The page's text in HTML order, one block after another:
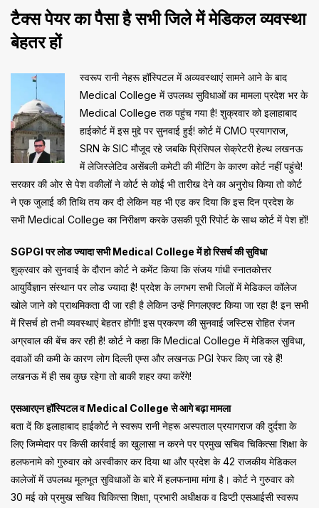
टैक्स पेयर का पैसा है सभी जिले में मेडिकल व्यवस्था
बेहतर हों
स्वरूप रानी नेहरू हॉस्पिटल में अव्यवस्थाएं सामने आने के बाद
Medical College में उपलब्ध सुविधाओं का मामला प्रदेश भर के
Medical College तक पहुंच गया है! शुक्रवार को इलाहाबाद
हाईकोर्ट में इस मुद्दे पर सुनवाई हुई! कोर्ट में CMO प्रयागराज,
SRN के SIC मौजूद रहे जबकि प्रिंसिपल सेक्रेटरी हेल्थ लखनऊ
में लेजिस्लेटिव असेंबली कमेटी की मीटिंग के कारण कोर्ट नहीं पहुंचे!
सरकार की ओर से पेश वकीलों ने कोर्ट से कोई भी तारीख देने का अनुरोध किया तो कोर्ट
ने एक जुलाई की तिथि तय कर दी लेकिन यह भी एड कर दिया कि इस दिन प्रदेश के
सभी Medical College का निरीक्षण करके उसकी पूरी रिपोर्ट के साथ कोर्ट में पेश हों!
SGPGI पर लोड ज्यादा सभी Medical College में हो रिसर्च की सुविधा
शुक्रवार को सुनवाई के दौरान कोर्ट ने कमेंट किया कि संजय गांधी स्नातकोत्तर
आयुर्विज्ञान संस्थान पर लोड ज्यादा है! प्रदेश के लगभग सभी जिलों में मेडिकल कॉलेज
खोले जाने को प्राथमिकता दी जा रही है लेकिन उन्हें निगलएक्ट किया जा रहा है! इन सभी
में रिसर्च हो तभी व्यवस्थाएं बेहतर होंगी! इस प्रकरण की सुनवाई जस्टिस रोहित रंजन
अग्रवाल की बेंच कर रही है! कोर्ट ने कहा कि Medical College में मेडिकल सुविधा,
दवाओं की कमी के कारण लोग दिल्ली एम्स और लखनऊ PGI रेफर किए जा रहे हैं!
लखनऊ में ही सब कुछ रहेगा तो बाकी शहर क्या करेंगे!
एसआरएन हॉस्पिटल व Medical College से आगे बढ़ा मामला
बता दें कि इलाहाबाद हाईकोर्ट ने स्वरूप रानी नेहरू अस्पताल प्रयागराज की दुर्दशा के
लिए जिम्मेदार पर किसी कार्रवाई का खुलासा न करने पर प्रमुख सचिव चिकित्सा शिक्षा के
हलफनामे को गुरुवार को अस्वीकार कर दिया था और प्रदेश के 42 राजकीय मेडिकल
कालेजों में उपलब्ध मूलभूत सुविधाओं के बारे में हलफनामा मांगा है। कोर्ट ने गुरुवार को
30 मई को प्रमुख सचिव चिकित्सा शिक्षा, प्रभारी अधीक्षक व डिप्टी एसआईसी स्वरूप